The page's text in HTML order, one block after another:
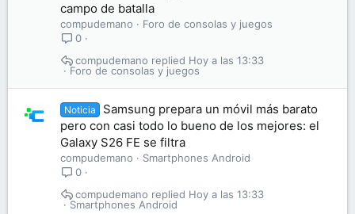
campo de batalla
compudemano
Foro de consolas y juegos
0
Foro de consolas y juegos
Hoy a las 13:33
compudemano
Noticia
Samsung prepara un móvil más barato
pero con casi todo lo bueno de los mejores: el
Galaxy S26 FE se filtra
compudemano
Smartphones Android
0
Smartphones Android
Hoy a las 13:33
compudemano